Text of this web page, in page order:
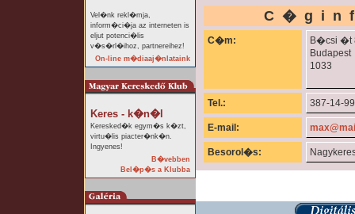
Vel�nk rekl�mja,
inform�ci�ja az interneten is
eljut potenci�lis
v�s�rl�ihoz, partnereihez!
On-line m�diaaj�nlataink
Keres - k�n�l
Keresked�k egym�s k�zt,
virtu�lis piacter�nk�n.
Ingyenes!
B�vebben
Bel�p�s a Klubba
C�m:
B�csi �t
Budapest
1033
Tel.: 387-14-99
E-mail:
Besorol�s: